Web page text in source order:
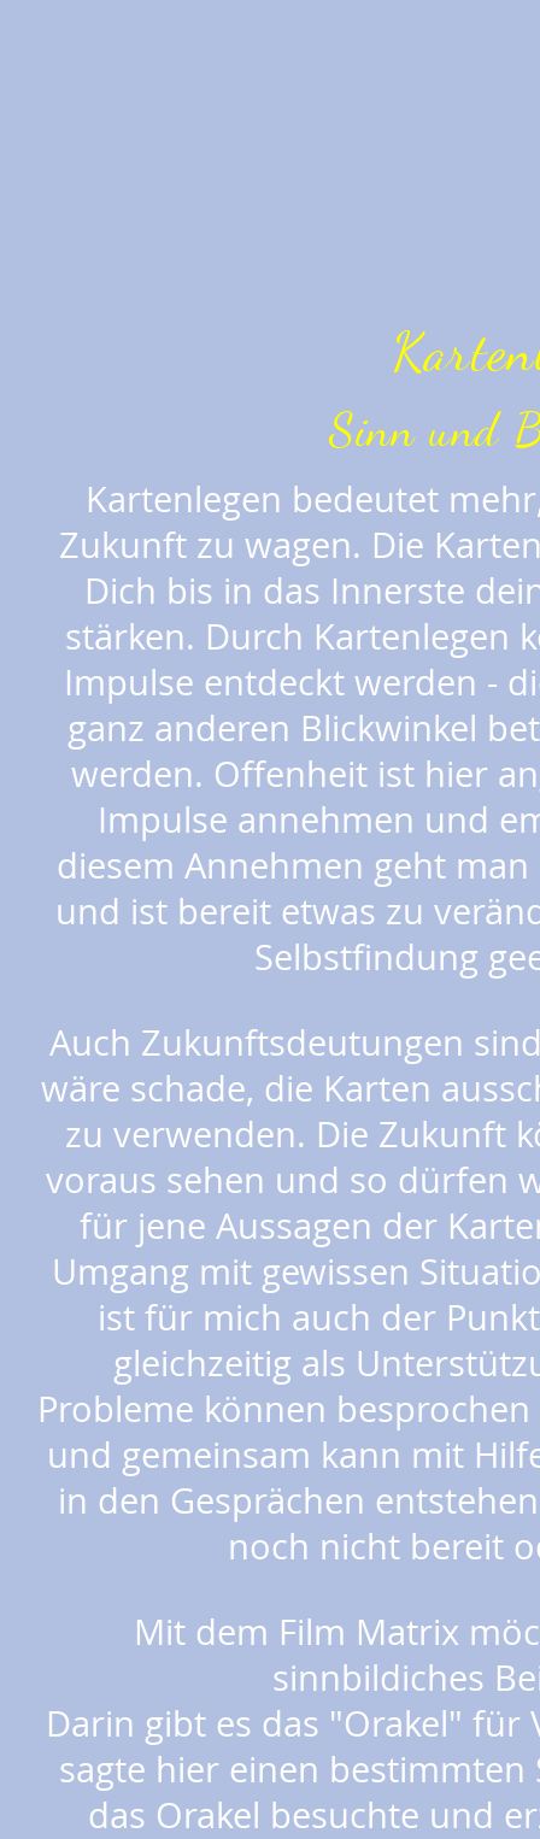
Sinn und
Kartenlegen bedeutet
Zukunft zu wagen. Die
Dich bis in das Innerste
stärken. Durch Kartenlegen
Impulse entdeckt werden -
ganz anderen Blickwinkel
werden. Offenheit ist hier
Impulse annehmen und
diesem Annehmen geht
und ist bereit etwas zu
Selbstfindung
Auch Zukunftsdeutungen
wäre schade, die Karten
zu verwenden. Die Zukunft
voraus sehen und so dürfen
für jene Aussagen der
Umgang mit gewissen Situ
ist für mich auch der
gleichzeitig als
Probleme können
und gemeinsam kann mit
in den Gesprächen
noch nicht bereit
Mit dem Film Matrix
sinnbildiches
Darin gibt es das "Orakel" für
sagte hier einen bestimmten
das Orakel besuchte und